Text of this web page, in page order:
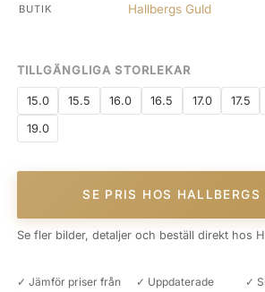
BUTIK Hallbergs Guld
TILLGÄNGLIGA STORLEKAR
15.0 15.5 16.0 16.5 17.0 17.5
19.0
SE PRIS HOS HALLBERGS
Se fler bilder, detaljer och beställ direkt hos
✓ Jämför priser från
✓ Uppdaterade
✓